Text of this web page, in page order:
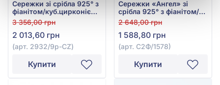
Сережки зі срібла 925° з
фіанітом/куб.цирконієм,
арт. 2932/9p-CZ
3 356,00 грн
2 013,60 грн
(арт. 2932/9p-CZ)
Купити
Сережки «Ангел» зі
срібла 925° з фіанітом/
куб.цирконієм, арт.
С2Ф/1578
2 648,00 грн
1 588,80 грн
(арт. С2Ф/1578)
Купити